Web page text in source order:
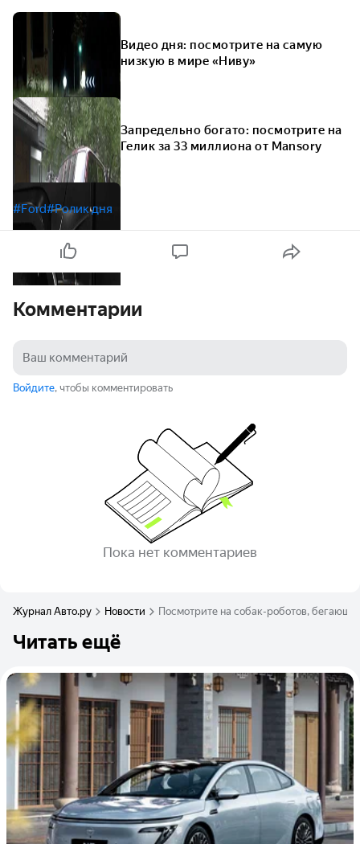
Видео дня: посмотрите на самую
низкую в мире «Ниву»
Запредельно богато: посмотрите на
Гелик за 33 миллиона от Mansory
#Ford#Ролик дня
Комментарии
Войдите, чтобы комментировать
Пока нет комментариев
Журнал Авто.ру Новости Посмотрите на собак-роботов,
Читать ещё